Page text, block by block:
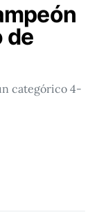
de
categórico 4-